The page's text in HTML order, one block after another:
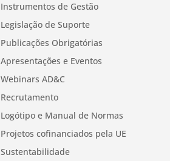
Instrumentos de Gestão
Legislação de Suporte
Publicações Obrigatórias
Apresentações e Eventos
Webinars AD&C
Recrutamento
Logótipo e Manual de Normas
Projetos cofinanciados pela UE
Sustentabilidade